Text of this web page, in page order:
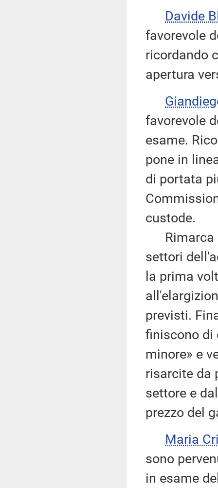
Davide
favorevole
ricordando
apertura
favorevole
esame.
pone in
di portata
custode.
Rimarca
settori
la prima
previsti.
finiscono di
minore» e
risarcite da
settore e
prezzo del
Maria
sono
in esame